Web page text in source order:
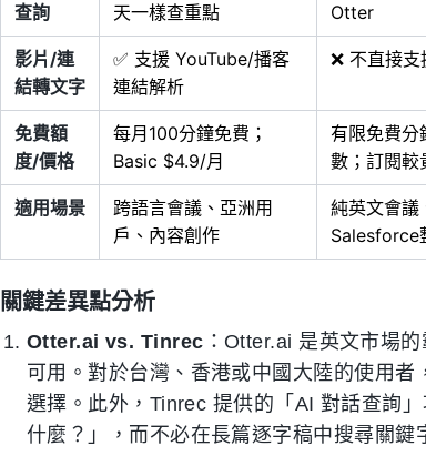
查詢
天一樣查重點
Otter
影片/連
結轉文字
✅ 支援 YouTube/播客
連結解析
❌ 不直接支
免費額
度/價格
每月100分鐘免費；
Basic $4.9/月
有限免費分
數；訂閱較
適用場景
跨語言會議、亞洲用
戶、內容創作
純英文會議
Salesforce
關鍵差異點分析
Otter.ai vs. Tinrec ：Otter.ai 是英文市場
可用。對於台灣、香港或中國大陸的使用者
選擇。此外，Tinrec 提供的「AI 對話查詢
什麼？」，而不必在長篇逐字稿中搜尋關鍵